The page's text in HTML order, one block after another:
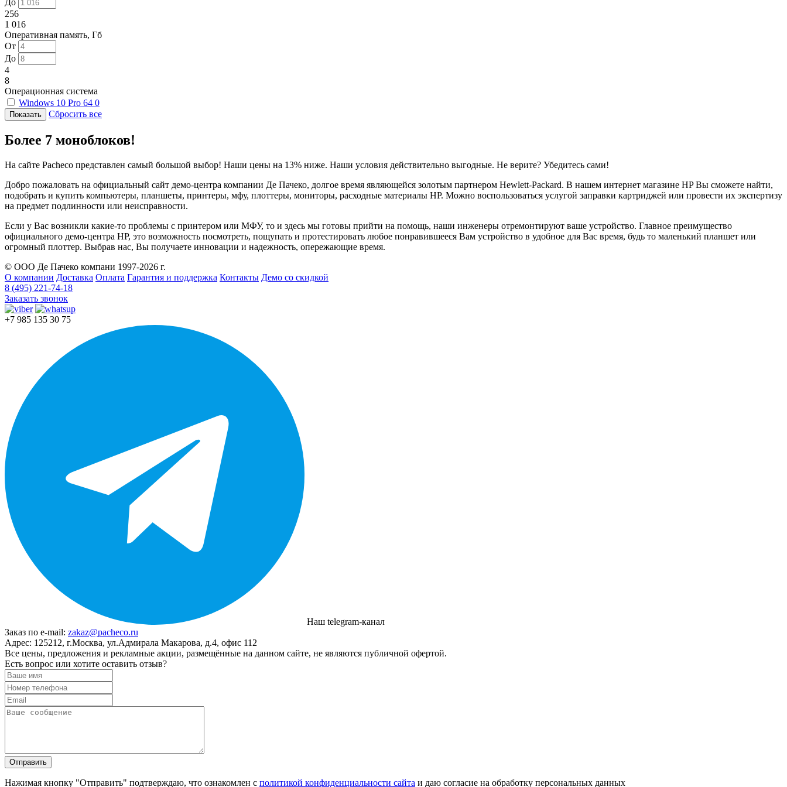
256
1 016
Оперативная память, Гб
От
До
4
8
Операционная система
Windows 10 Pro 64 0
Сбросить все
Более 7 моноблоков!
На сайте Pacheco представлен самый большой выбор! Наши цены на 13% ниже. Наши условия действительно выгодные. Не верите? Убедитесь сами!
Добро пожаловать на официальный сайт демо-центра компании Де Пачеко, долгое время являющейся золотым партнером Hewlett-Packard. В нашем интернет магазине HP Вы сможете найти,
подобрать и купить компьютеры, планшеты, принтеры, мфу, плоттеры, мониторы, расходные материалы HP. Можно воспользоваться услугой заправки картриджей или провести их экспертизу
на предмет подлинности или неисправности.
Если у Вас возникли какие-то проблемы с принтером или МФУ, то и здесь мы готовы прийти на помощь, наши инженеры отремонтируют ваше устройство. Главное преимущество
официального демо-центра HP, это возможность посмотреть, пощупать и протестировать любое понравившееся Вам устройство в удобное для Вас время, будь то маленький планшет или
огромный плоттер. Выбрав нас, Вы получаете инновации и надежность, опережающие время.
© ООО Де Пачеко компани 1997-2026 г.
О компании Доставка Оплата Гарантия и поддержка Контакты Демо со скидкой
8 (495) 221-74-18
Заказать звонок
+7 985 135 30 75
Наш telegram-канал
Заказ по e-mail: zakaz@pacheco.ru
Адрес: 125212, г.Москва, ул.Адмирала Макарова, д.4, офис 112
Все цены, предложения и рекламные акции, размещённые на данном сайте, не являются публичной офертой.
Есть вопрос или хотите оставить отзыв?
Нажимая кнопку "Отправить" подтверждаю, что ознакомлен с политикой конфиденциальности сайта и даю согласие на обработку персональных данных